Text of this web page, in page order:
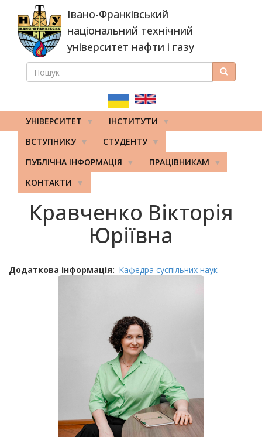
основного
вмісту
Івано-Франківський
національний технічний
університет нафти і газу
ПОШУКОВА
ПОШУК Пошук
УНІВЕРСИТЕТ
ІНСТИТУТИ
ВСТУПНИКУ
СТУДЕНТУ
ПУБЛІЧНА ІНФОРМАЦІЯ
ПРАЦІВНИКАМ
КОНТАКТИ
Кравченко Вікторія
Юріївна
Додаткова інформація Кафедра суспільних наук